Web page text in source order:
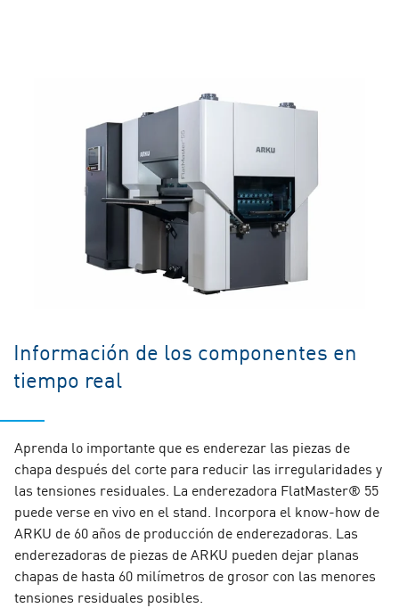
Información de los componentes en
tiempo real
Aprenda lo importante que es enderezar las piezas de
chapa después del corte para reducir las irregularidades y
las tensiones residuales. La enderezadora FlatMaster® 55
puede verse en vivo en el stand. Incorpora el know-how de
ARKU de 60 años de producción de enderezadoras. Las
enderezadoras de piezas de ARKU pueden dejar planas
chapas de hasta 60 milímetros de grosor con las menores
tensiones residuales posibles.